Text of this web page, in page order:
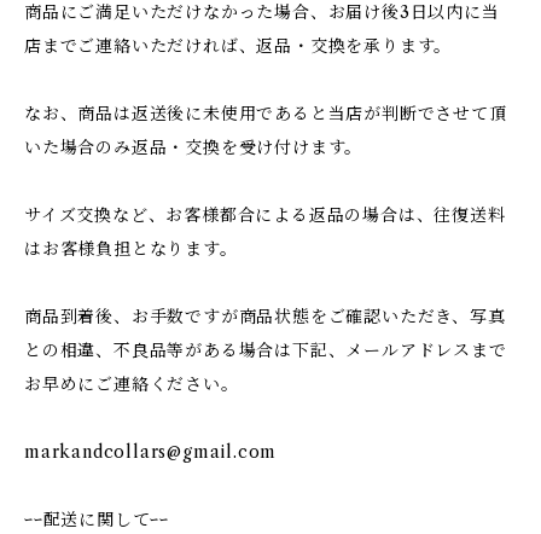
商品にご満足いただけなかった場合、お届け後3日以内に当
店までご連絡いただければ、返品・交換を承ります。
なお、商品は返送後に未使用であると当店が判断でさせて頂
いた場合のみ返品・交換を受け付けます。
サイズ交換など、お客様都合による返品の場合は、往復送料
はお客様負担となります。
商品到着後、お手数ですが商品状態をご確認いただき、写真
との相違、不良品等がある場合は下記、メールアドレスまで
お早めにご連絡ください。
markandcollars@gmail.com
ｰｰ配送に関してｰｰ